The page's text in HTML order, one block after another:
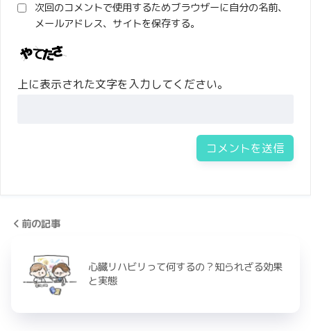
次回のコメントで使用するためブラウザーに自分の名前、
メールアドレス、サイトを保存する。
上に表示された文字を入力してください。
前の記事
心臓リハビリって何するの？知られざる効果
と実態